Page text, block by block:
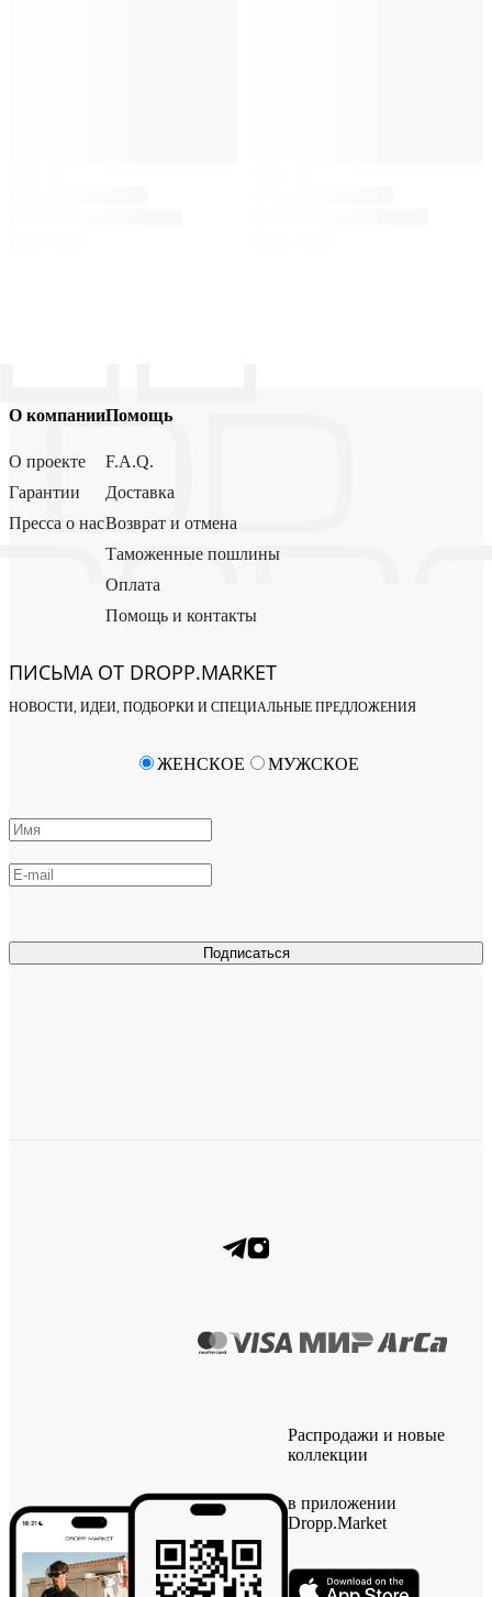
О компании
О проекте
Гарантии
Пресса о нас
Помощь
F.A.Q.
Доставка
Возврат и отмена
Таможенные пошлины
Оплата
Помощь и контакты
ПИСЬМА ОТ DROPP.MARKET
НОВОСТИ, ИДЕИ, ПОДБОРКИ И СПЕЦИАЛЬНЫЕ ПРЕДЛОЖЕНИЯ
Подписаться
ЖЕНСКОЕ МУЖСКОЕ
Распродажи и новые
коллекции
в приложении
Dropp.Market